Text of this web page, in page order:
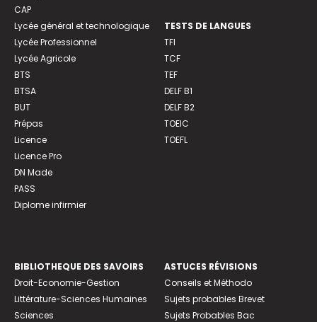
CAP
Lycée général et technologique
Lycée Professionnel
Lycée Agricole
BTS
BTSA
BUT
Prépas
Licence
Licence Pro
DN Made
PASS
Diplome infirmier
TESTS DE LANGUES
TFI
TCF
TEF
DELF B1
DELF B2
TOEIC
TOEFL
BIBLIOTHEQUE DES SAVOIRS
Droit-Economie-Gestion
Littérature-Sciences Humaines
Sciences
ASTUCES RÉVISIONS
Conseils et Méthodo
Sujets probables Brevet
Sujets Probables Bac